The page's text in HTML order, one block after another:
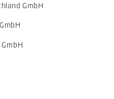
GmbH